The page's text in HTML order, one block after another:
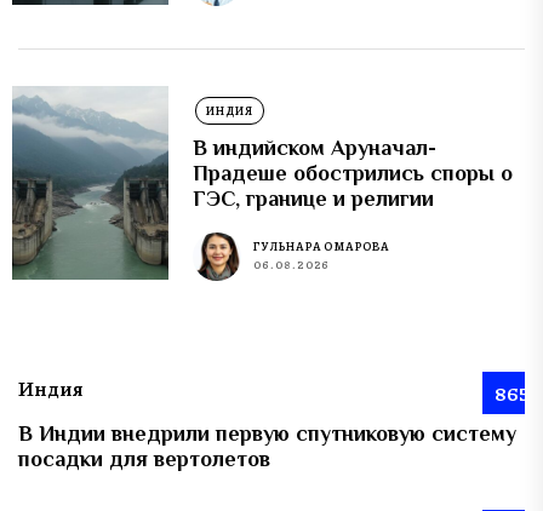
ИНДИЯ
В индийском Аруначал-
Прадеше обострились споры о
ГЭС, границе и религии
ГУЛЬНАРА ОМАРОВА
06.08.2026
Индия 865
В Индии внедрили первую спутниковую систему
посадки для вертолетов